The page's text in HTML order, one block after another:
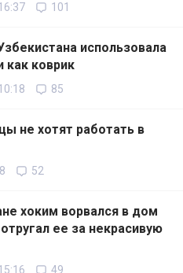
101
использовала
как коврик
85
не хотят работать в
52
хоким ворвался в дом
ее за некрасивую
49